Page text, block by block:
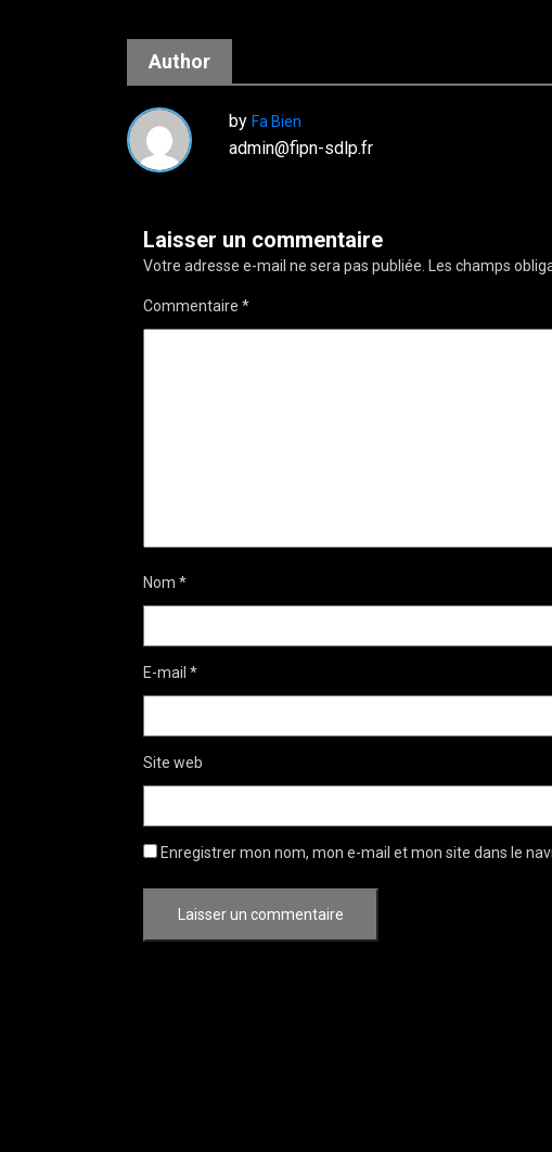
Author
by Fa Bien
admin@fipn-sdlp.fr
Laisser un commentaire
Votre adresse e-mail ne sera pas publiée. Les champs
Commentaire *
Nom *
E-mail *
Site web
Enregistrer mon nom, mon e-mail et mon site dans le